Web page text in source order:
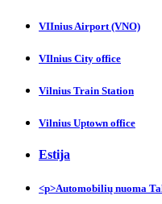
VIInius Airport (VNO)
VIlnius City оffice
Vilnius Trаin Station
Vilnius Uptown officе
Estija
<p>Automobilių nuoma